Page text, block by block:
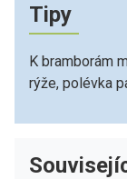
Tipy
K bramborám
rýže, polévka